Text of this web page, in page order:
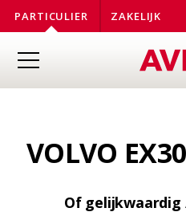
PARTICULIER ZAKELIJK
VOLVO
Of gelijkwaardig